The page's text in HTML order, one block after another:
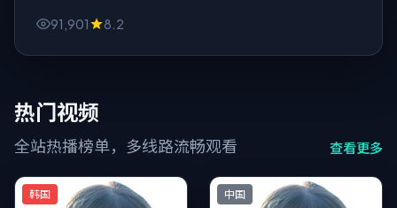
91,901
8.2
热门视频
全站热播榜单，多线路流畅观看 查看更多
韩国 中国